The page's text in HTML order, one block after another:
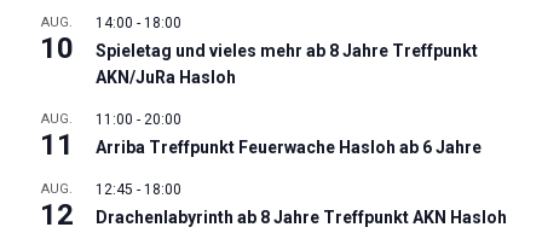
AUG.
10
14:00 - 18:00
Spieletag und vieles mehr ab 8 Jahre Treffpunkt
AKN/JuRa Hasloh
AUG.
11
11:00 - 20:00
Arriba Treffpunkt Feuerwache Hasloh ab 6 Jahre
AUG.
12
12:45 - 18:00
Drachenlabyrinth ab 8 Jahre Treffpunkt AKN Hasloh